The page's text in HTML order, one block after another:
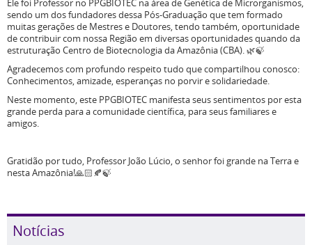
Ele foi Professor no PPGBIOTEC na área de Genética de Microrganismos,
sendo um dos fundadores dessa Pós-Graduação que tem formado
muitas gerações de Mestres e Doutores, tendo também, oportunidade
de contribuir com nossa Região em diversas oportunidades quando da
estruturação Centro de Biotecnologia da Amazônia (CBA). 🌿🍃
Agradecemos com profundo respeito tudo que compartilhou conosco:
Conhecimentos, amizade, esperanças no porvir e solidariedade.
Neste momento, este PPGBIOTEC manifesta seus sentimentos por esta
grande perda para a comunidade científica, para seus familiares e
amigos.
Gratidão por tudo, Professor João Lúcio, o senhor foi grande na Terra e
nesta Amazônia!🙏🏻🍂🍃
Notícias